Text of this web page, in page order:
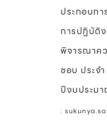
ประกอบกา
การปฏิบัติ
พิจารณาค
ชอบ ประจำ
ปีงบประม
: